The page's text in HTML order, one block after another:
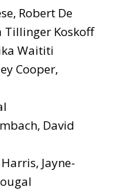
Robert De
Tillinger Koskoff
Waititi
Cooper,
David
Jayne-